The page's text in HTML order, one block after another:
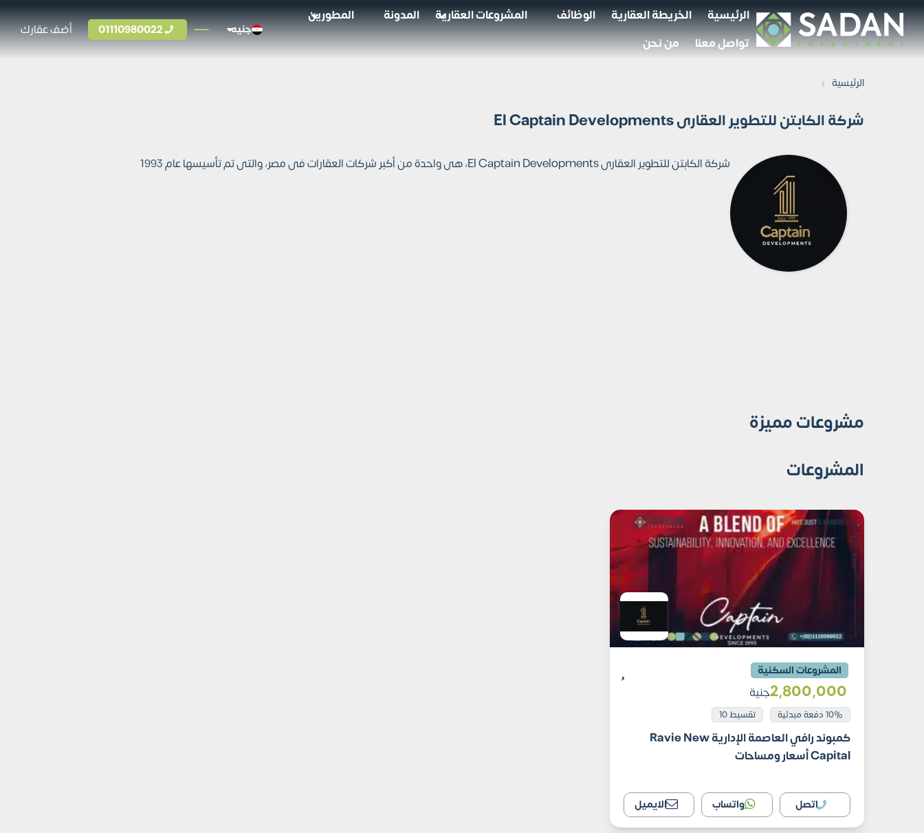
الرئيسية الخريطة العقارية الوظائف المشروعات العقارية المدونة
المطورين
تواصل معنا
من نحن
جنيه 01110980022 أضف عقارك
الرئيسية ›
شركة الكابتن للتطوير العقارى El Captain Developments
شركة الكابتن للتطوير العقارى El Captain Developments، هى واحدة من أكبر شركات العقارات فى مصر، والتى تم تأسيسها عام 1993
مشروعات مميزة
المشروعات
المشروعات السكنية
2٬800٬000جنية
10% دفعة مبدئية تقسيط 10
كمبوند رافي العاصمة الإدارية Ravie New
Capital أسعار ومساحات
اتصل واتساب الايميل